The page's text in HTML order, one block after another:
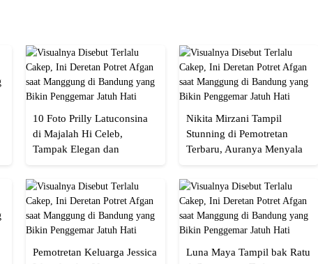
10 Foto Prilly Latuconsina
di Majalah Hi Celeb,
Tampak Elegan dan
Nikita Mirzani Tampil
Stunning di Pemotretan
Terbaru, Auranya Menyala
Pemotretan Keluarga Jessica
Luna Maya Tampil bak Ratu